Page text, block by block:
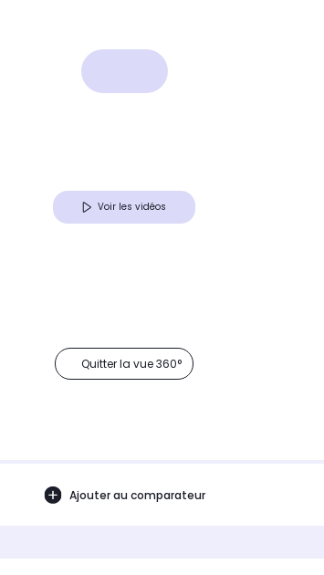
Voir les vidéos
Quitter la vue 360°
Ajouter au comparateur